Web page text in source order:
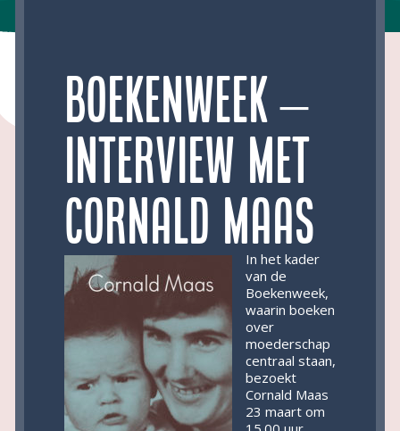
Boekenweek –
Interview met
Cornald Maas
In het kader
van de
Boekenweek,
waarin boeken
over
moederschap
centraal staan,
bezoekt
Cornald Maas
23 maart om